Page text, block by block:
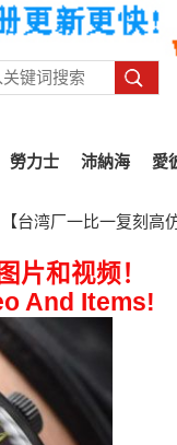
勞力士 沛納海 愛
台湾厂一比一复刻高
片和视频！
And Items!